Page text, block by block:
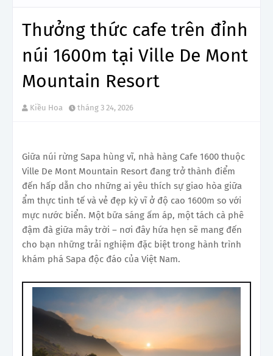
Thưởng thức cafe trên đỉnh
núi 1600m tại Ville De Mont
Mountain Resort
Kiều Hoa tháng 3 24, 2026
Giữa núi rừng Sapa hùng vĩ, nhà hàng Cafe 1600 thuộc
Ville De Mont Mountain Resort đang trở thành điểm
đến hấp dẫn cho những ai yêu thích sự giao hòa giữa
ẩm thực tinh tế và vẻ đẹp kỳ vĩ ở độ cao 1600m so với
mực nước biển. Một bữa sáng ấm áp, một tách cà phê
đậm đà giữa mây trời – nơi đây hứa hẹn sẽ mang đến
cho bạn những trải nghiệm đặc biệt trong hành trình
khám phá Sapa độc đáo của Việt Nam.